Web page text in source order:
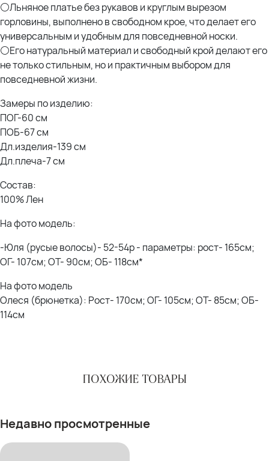
⚪Льняное платье без рукавов и круглым вырезом
горловины, выполнено в свободном крое, что делает его
универсальным и удобным для повседневной носки.
⚪Его натуральный материал и свободный крой делают его
не только стильным, но и практичным выбором для
повседневной жизни.
Замеры по изделию:
ПОГ-60 см
ПОБ-67 см
Дл.изделия-139 см
Дл.плеча-7 см
Состав:
100% Лен
На фото модель:
-Юля (русые волосы)- 52-54р - параметры: рост- 165см;
ОГ- 107см; ОТ- 90см; ОБ- 118см*
На фото модель
Олеся (брюнетка): Рост- 170см; ОГ- 105см; ОТ- 85см; ОБ-
114см
ПОХОЖИЕ ТОВАРЫ
Недавно просмотренные